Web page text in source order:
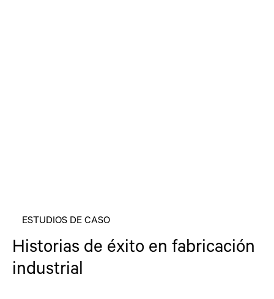
ESTUDIOS DE CASO
Historias de éxito en fabricación
industrial